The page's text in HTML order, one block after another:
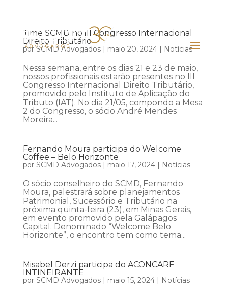
Time SCMD no III Congresso Internacional
Direito Tributário
porSCMD Advogados| maio 20, 2024| Notícias
Nessa semana, entre os dias 21 e 23 de maio,
nossos profissionais estarão presentes no III
Congresso Internacional Direito Tributário,
promovido pelo Instituto de Aplicação do
Tributo (IAT). No dia 21/05, compondo a Mesa
2 do Congresso, o sócio André Mendes
Moreira...
Fernando Moura participa do Welcome
Coffee – Belo Horizonte
por SCMD Advogados| maio 17, 2024| Notícias
O sócio conselheiro do SCMD, Fernando
Moura, palestrará sobre planejamentos
Patrimonial, Sucessório e Tributário na
próxima quinta-feira (23), em Minas Gerais,
em evento promovido pela Galápagos
Capital. Denominado “Welcome Belo
Horizonte”, o encontro tem como tema...
Misabel Derzi participa do ACONCARF
INTINEIRANTE
por SCMD Advogados| maio 15, 2024| Notícias